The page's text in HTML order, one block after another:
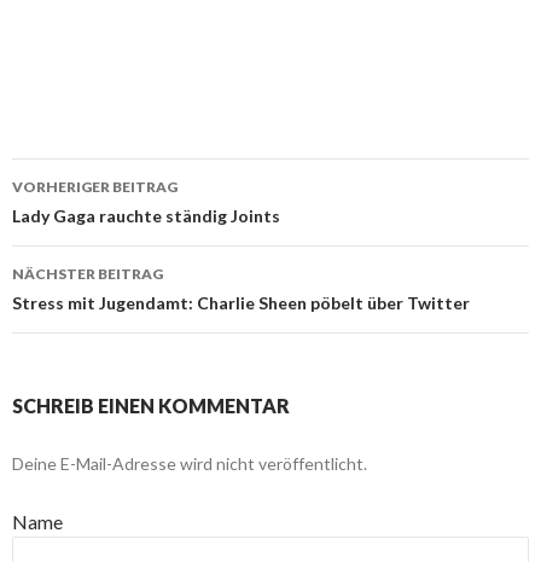
Beitragsnavigation
VORHERIGER BEITRAG
Lady Gaga rauchte ständig Joints
NÄCHSTER BEITRAG
Stress mit Jugendamt: Charlie Sheen pöbelt über Twitter
SCHREIB EINEN KOMMENTAR
Deine E-Mail-Adresse wird nicht veröffentlicht.
Name